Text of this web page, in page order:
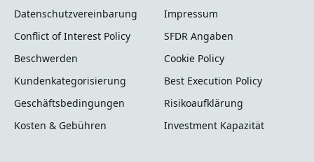
Datenschutzvereinbarung
Impressum
Conflict of Interest Policy
SFDR Angaben
Beschwerden
Cookie Policy
Kundenkategorisierung
Best Execution Policy
Geschäftsbedingungen
Risikoaufklärung
Kosten & Gebühren
Investment Kapazität